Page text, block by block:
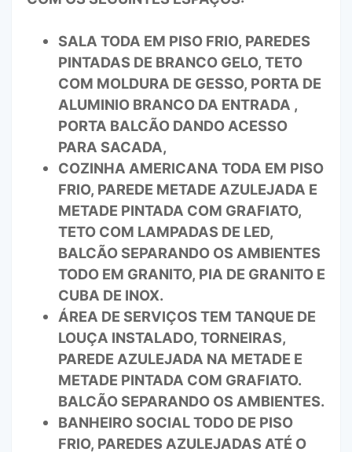
SALA TODA EM PISO FRIO, PAREDES
PINTADAS DE BRANCO GELO, TETO
COM MOLDURA DE GESSO, PORTA DE
ALUMINIO BRANCO DA ENTRADA ,
PORTA BALCÃO DANDO ACESSO
PARA SACADA,
COZINHA AMERICANA TODA EM PISO
FRIO, PAREDE METADE AZULEJADA E
METADE PINTADA COM GRAFIATO,
TETO COM LAMPADAS DE LED,
BALCÃO SEPARANDO OS AMBIENTES
TODO EM GRANITO, PIA DE GRANITO E
CUBA DE INOX.
ÁREA DE SERVIÇOS TEM TANQUE DE
LOUÇA INSTALADO, TORNEIRAS,
PAREDE AZULEJADA NA METADE E
METADE PINTADA COM GRAFIATO.
BALCÃO SEPARANDO OS AMBIENTES.
BANHEIRO SOCIAL TODO DE PISO
FRIO, PAREDES AZULEJADAS ATÉ O